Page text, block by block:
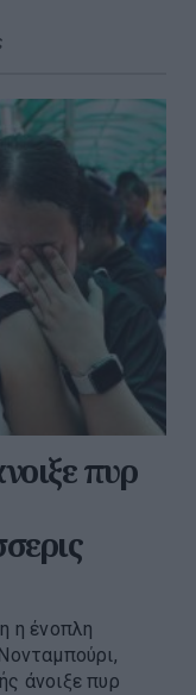
πυρ
η ένοπλη
άνοιξε πυρ